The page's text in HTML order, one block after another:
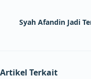
Syah Afandin Jadi
Artikel Terkait